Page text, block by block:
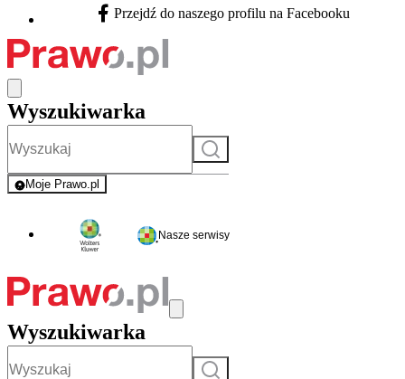
Facebook - otwiera się w nowej karcie
Przejdź do naszego profilu na Facebooku
Wyszukiwarka
Szukaj
Moje Prawo.pl
- rejestracja i logowanie do serwisu
Nasze serwisy
Wyszukiwarka
Szukaj